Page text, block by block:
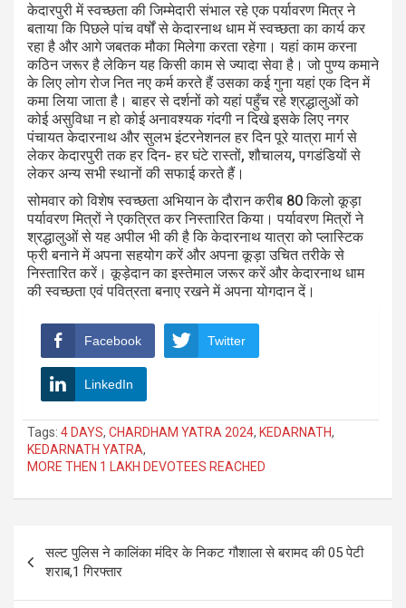
केदारपुरी में स्वच्छता की जिम्मेदारी संभाल रहे एक पर्यावरण मित्र ने
बताया कि पिछले पांच वर्षों से केदारनाथ धाम में स्वच्छता का कार्य कर
रहा है और आगे जबतक मौका मिलेगा करता रहेगा। यहां काम करना
कठिन जरूर है लेकिन यह किसी काम से ज्यादा सेवा है। जो पुण्य कमाने
के लिए लोग रोज नित नए कर्म करते हैं उसका कई गुना यहां एक दिन में
कमा लिया जाता है। बाहर से दर्शनों को यहां पहुँच रहे श्रद्धालुओं को
कोई असुविधा न हो कोई अनावश्यक गंदगी न दिखे इसके लिए नगर
पंचायत केदारनाथ और सुलभ इंटरनेशनल हर दिन पूरे यात्रा मार्ग से
लेकर केदारपुरी तक हर दिन- हर घंटे रास्तों, शौचालय, पगडंडियों से
लेकर अन्य सभी स्थानों की सफाई करते हैं।
सोमवार को विशेष स्वच्छता अभियान के दौरान करीब 80 किलो कूड़ा
पर्यावरण मित्रों ने एकत्रित कर निस्तारित किया। पर्यावरण मित्रों ने
श्रद्धालुओं से यह अपील भी की है कि केदारनाथ यात्रा को प्लास्टिक
फ्री बनाने में अपना सहयोग करें और अपना कूड़ा उचित तरीके से
निस्तारित करें। कूड़ेदान का इस्तेमाल जरूर करें और केदारनाथ धाम
की स्वच्छता एवं पवित्रता बनाए रखने में अपना योगदान दें।
Facebook Twitter
LinkedIn
Tags: 4 DAYS, CHARDHAM YATRA 2024, KEDARNATH,
KEDARNATH YATRA,
MORE THEN 1 LAKH DEVOTEES REACHED
navigation
सल्ट पुलिस ने कालिंका मंदिर के निकट गौशाला से बरामद की 05 पेटी
शराब,1 गिरफ्तार